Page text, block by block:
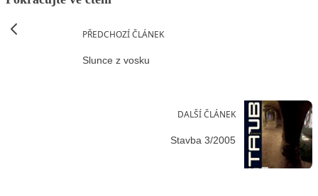
PŘEDCHOZÍ ČLÁNEK
Slunce z vosku
DALŠÍ ČLÁNEK
Stavba 3/2005